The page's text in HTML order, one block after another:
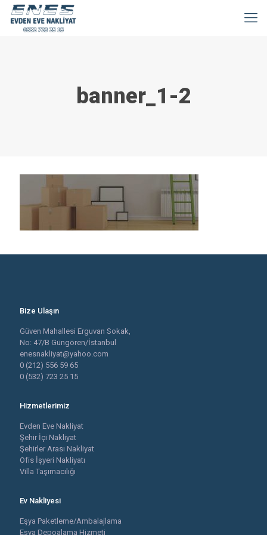
banner_1-2
Bize Ulaşın
Güven Mahallesi Erguvan Sokak,
No: 47/B Güngören/İstanbul
enesnakliyat@yahoo.com
0 (212) 556 59 65
0 (532) 723 25 15
Hizmetlerimiz
Evden Eve Nakliyat
Şehir İçi Nakliyat
Şehirler Arası Nakliyat
Ofis İşyeri Nakliyatı
Villa Taşımacılığı
Ev Nakliyesi
Eşya Paketleme/Ambalajlama
Eşya Depoalama Hizmeti